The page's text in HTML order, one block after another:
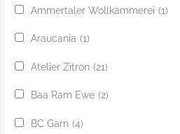
Ammertaler Wollkämmerei (1)
Araucania (1)
Atelier Zitron (21)
Baa Ram Ewe (2)
BC Garn (4)